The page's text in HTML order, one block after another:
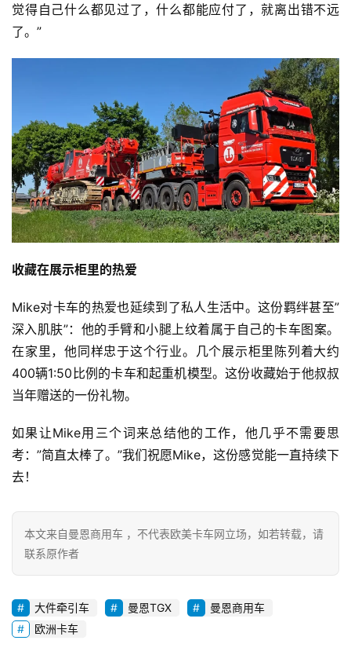
资
讯
频
专
题
社
觉得自己什么都见过了，什么都能应付了，就离出错不远
了。”
收藏在展示柜里的热爱
Mike对卡车的热爱也延续到了私人生活中。这份羁绊甚至”
深入肌肤”：他的手臂和小腿上纹着属于自己的卡车图案。
在家里，他同样忠于这个行业。几个展示柜里陈列着大约
400辆1:50比例的卡车和起重机模型。这份收藏始于他叔叔
当年赠送的一份礼物。
如果让Mike用三个词来总结他的工作，他几乎不需要思
考：”简直太棒了。”我们祝愿Mike，这份感觉能一直持续下
去！
本文来自曼恩商用车 ，不代表欧美卡车网立场，如若转载，请
联系原作者
大件牵引车 曼恩TGX
曼恩商用车
欧洲卡车